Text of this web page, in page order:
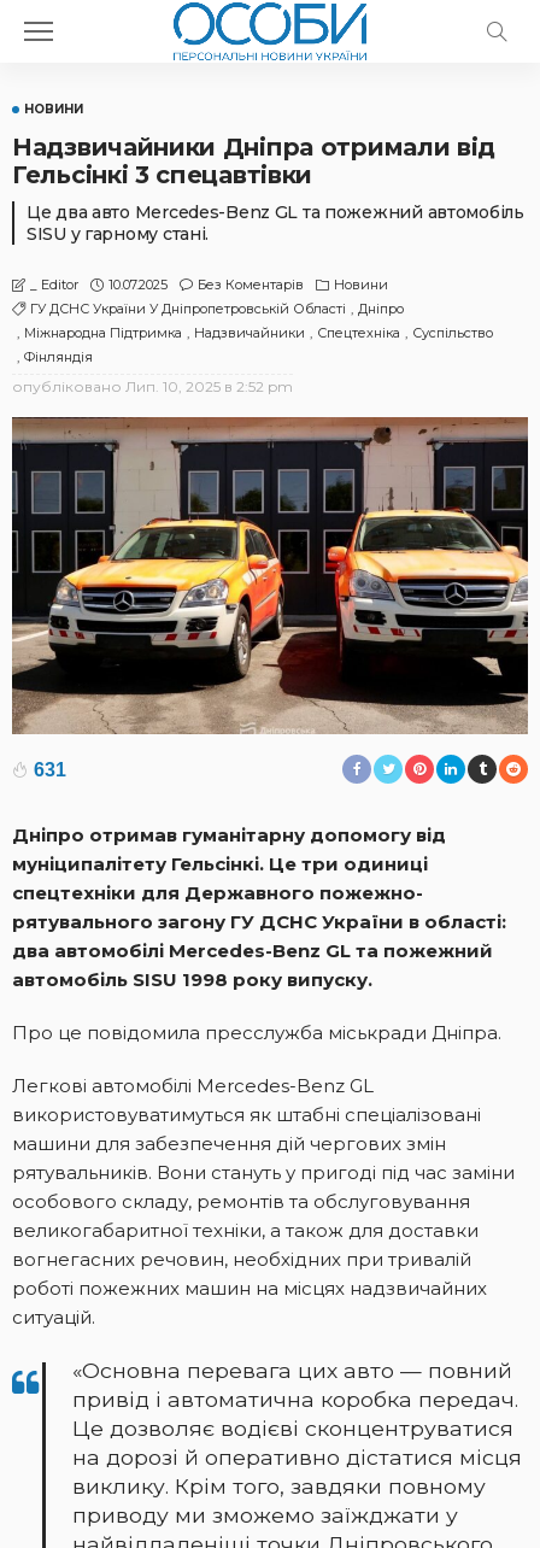
НОВИНИ
Надзвичайники Дніпра отримали від
Гельсінкі 3 спецавтівки
Це два авто Mercedes-Benz GL та пожежний автомобіль
SISU у гарному стані.
_ Editor 10.07.2025 Без Коментарів
Новини
ГУ ДСНС України У Дніпропетровській Області
Дніпро
Міжнародна Підтримка
Надзвичайники Спецтехніка
Суспільство
Фінляндія
опубліковано Лип. 10, 2025 в 2:52 pm
631
Дніпро отримав гуманітарну допомогу від
муніципалітету Гельсінкі. Це три одиниці
спецтехніки для Державного пожежно-
рятувального загону ГУ ДСНС України в області:
два автомобілі Mercedes-Benz GL та пожежний
автомобіль SISU 1998 року випуску.
Про це повідомила пресслужба міськради Дніпра.
Легкові автомобілі Mercedes-Benz GL
використовуватимуться як штабні спеціалізовані
машини для забезпечення дій чергових змін
рятувальників. Вони стануть у пригоді під час заміни
особового складу, ремонтів та обслуговування
великогабаритної техніки, а також для доставки
вогнегасних речовин, необхідних при тривалій
роботі пожежних машин на місцях надзвичайних
ситуацій.
«Основна перевага цих авто — повний
привід і автоматична коробка передач.
Це дозволяє водієві сконцентруватися
на дорозі й оперативно дістатися місця
виклику. Крім того, завдяки повному
приводу ми зможемо заїжджати у